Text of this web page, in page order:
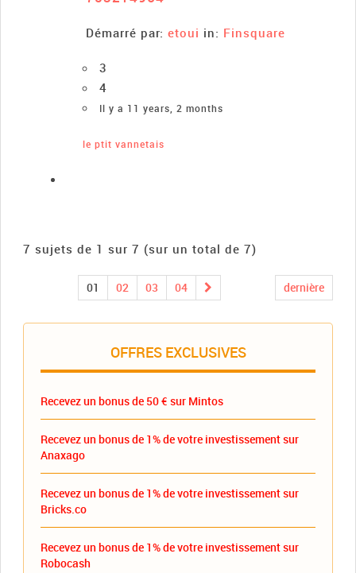
Démarré par: etoui in: Finsquare
3
4
Il y a 11 years, 2 months
le ptit vannetais
7 sujets de 1 sur 7 (sur un total de 7)
01 02 03 04 dernière
OFFRES EXCLUSIVES
Recevez un bonus de 50 € sur Mintos
Recevez un bonus de 1% de votre investissement sur
Anaxago
Recevez un bonus de 1% de votre investissement sur
Bricks.co
Recevez un bonus de 1% de votre investissement sur
Robocash